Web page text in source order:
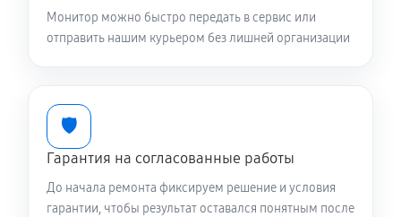
Монитор можно быстро передать в сервис или
отправить нашим курьером без лишней организации
🛡️
Гарантия на согласованные работы
До начала ремонта фиксируем решение и условия
гарантии, чтобы результат оставался понятным после